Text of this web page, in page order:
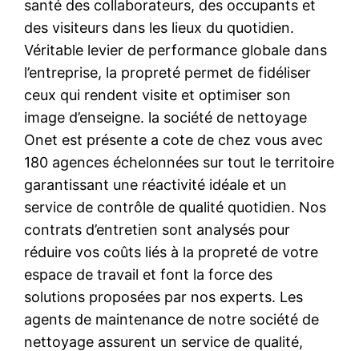
santé des collaborateurs, des occupants et
des visiteurs dans les lieux du quotidien.
Véritable levier de performance globale dans
l’entreprise, la propreté permet de fidéliser
ceux qui rendent visite et optimiser son
image d’enseigne. la société de nettoyage
Onet est présente a cote de chez vous avec
180 agences échelonnées sur tout le territoire
garantissant une réactivité idéale et un
service de contrôle de qualité quotidien. Nos
contrats d’entretien sont analysés pour
réduire vos coûts liés à la propreté de votre
espace de travail et font la force des
solutions proposées par nos experts. Les
agents de maintenance de notre société de
nettoyage assurent un service de qualité,